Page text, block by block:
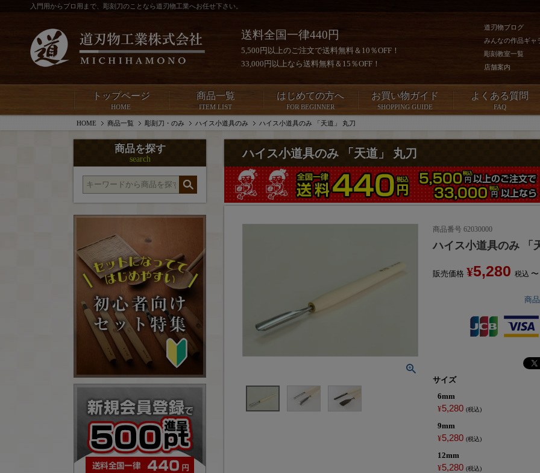
入門用からプロ用まで、彫刻刀のことなら道刃物工業へお任せ下さい。
送料全国一律440円
5,500円以上のご注文で送料無料＆10％OFF！
33,000円以上なら送料無料＆15％OFF！
道刃物ブログ
みんなの作品ギャ
彫刻教室一覧
店舗案内
トップページ
HOME
商品一覧
ITEM LIST
はじめての方へ
FOR BEGINNER
お買い物ガイド
SHOPPING GUIDE
よくある質問
FAQ
HOME 商品一覧 彫刻刀・のみ ハイス小道具のみ ハイス小道具のみ 「天道」 丸刀
ハイス小道具のみ 「天道」 丸刀
商品番号 62030000
ハイス小道具のみ 「
販売価格 ¥5,280 税込 〜
商
サイズ
6mm
¥5,280 税込
9mm
¥5,280 税込
12mm
¥5,280 税込
商品を探す
search